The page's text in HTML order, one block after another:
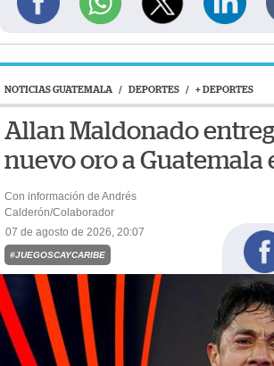
NOTICIAS GUATEMALA / DEPORTES / + DEPORTES
Allan Maldonado
nuevo oro a Guatemala
Con información de Andrés
Calderón/Colaborador
07 de agosto de 2026, 20:07
#JUEGOSCAYCARIBE